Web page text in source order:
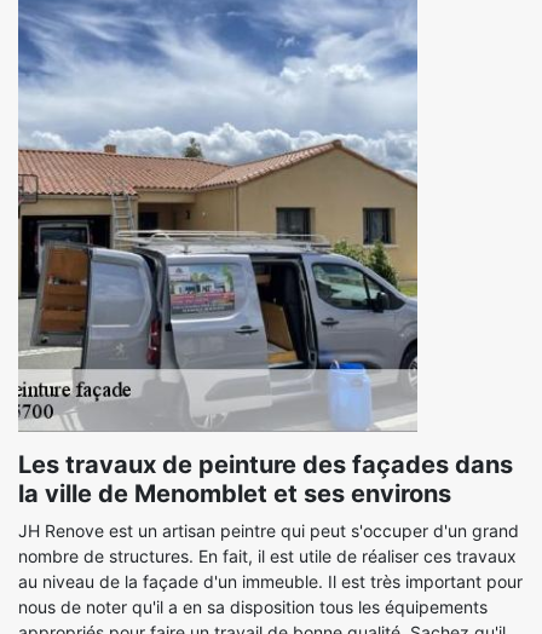
Les travaux de peinture des façades dans
la ville de Menomblet et ses environs
JH Renove est un artisan peintre qui peut s'occuper d'un grand
nombre de structures. En fait, il est utile de réaliser ces travaux
au niveau de la façade d'un immeuble. Il est très important pour
nous de noter qu'il a en sa disposition tous les équipements